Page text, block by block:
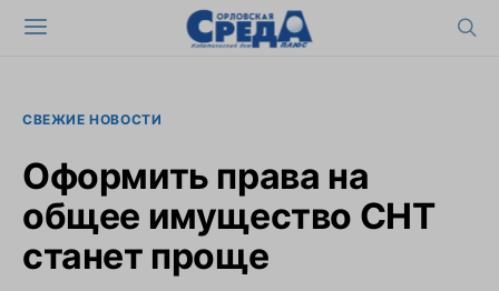
СВЕЖИЕ НОВОСТИ
Оформить права на
общее имущество СНТ
станет проще